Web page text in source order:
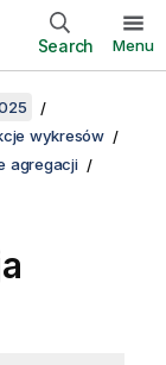
Search Menu
wykresów
agregacji